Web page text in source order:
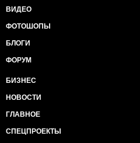
ВИДЕО
ФОТОШОПЫ
БЛОГИ
ФОРУМ
БИЗНЕС
НОВОСТИ
ГЛАВНОЕ
СПЕЦПРОЕКТЫ